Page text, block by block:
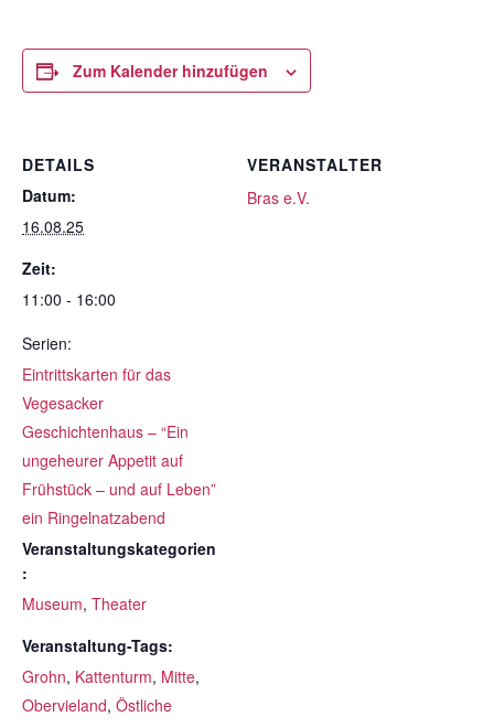
Zum Kalender hinzufügen
DETAILS
Datum:
16.08.25
Zeit:
11:00 - 16:00
Serien:
Eintrittskarten für das
Vegesacker
Geschichtenhaus – “Ein
ungeheurer Appetit auf
Frühstück – und auf Leben”
ein Ringelnatzabend
Veranstaltungskategorien
:
Museum, Theater
Veranstaltung-Tags:
Grohn, Kattenturm, Mitte,
Obervieland, Östliche
VERANSTALTER
Bras e.V.